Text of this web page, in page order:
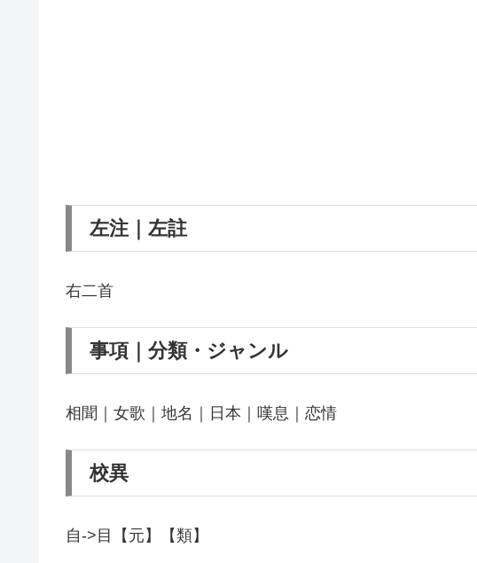
左注｜左註
右二首
事項｜分類・ジャンル
相聞｜女歌｜地名｜日本｜嘆息｜恋情
校異
自->目【元】【類】